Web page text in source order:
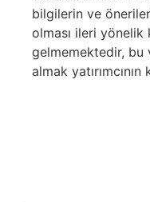
bilgilerin ve
olması ileri yönelik
gelmemektedir, bu
almak yatırımcının